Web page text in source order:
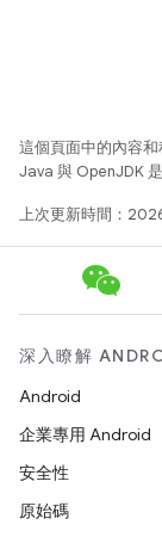
這個頁面中的內容
Java 與 OpenJDK
上次更新時間：
深入瞭解
Android
企業專用 Android
安全性
原始碼